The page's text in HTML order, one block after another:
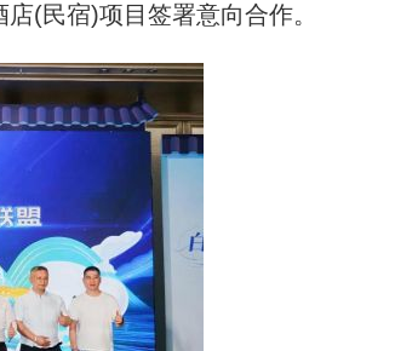
(民宿)项目签署意向合作。